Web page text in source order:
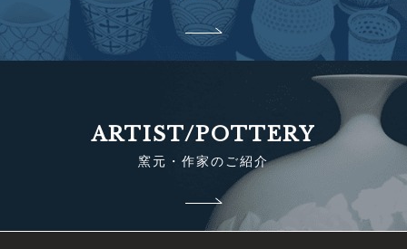
ARTIST/POTTERY
窯元・作家のご紹介